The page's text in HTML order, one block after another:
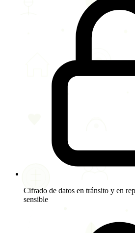
Cifrado de datos en tránsito y en
sensible